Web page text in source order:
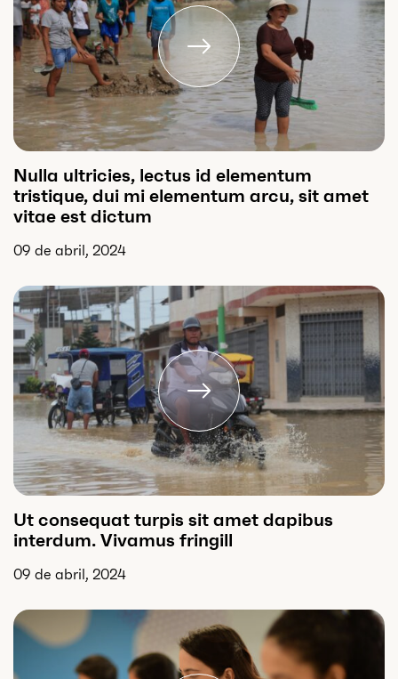
Nulla ultricies, lectus id elementum
tristique, dui mi elementum arcu, sit amet
vitae est dictum
09 de abril, 2024
Ut consequat turpis sit amet dapibus
interdum. Vivamus fringill
09 de abril, 2024